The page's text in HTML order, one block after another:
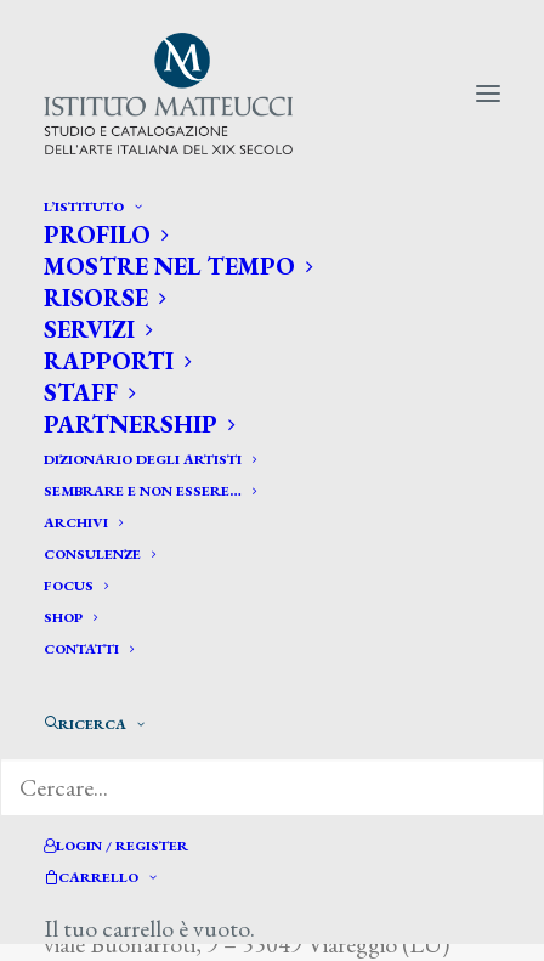
L’ISTITUTO
PROFILO
MOSTRE NEL TEMPO
RISORSE
SERVIZI
RAPPORTI
STAFF
PARTNERSHIP
DIZIONARIO DEGLI ARTISTI
SEMBRARE E NON ESSERE…
ARCHIVI
CONSULENZE
FOCUS
SHOP
CONTATTI
RICERCA
LOGIN / REGISTER
CARRELLO
Il tuo carrello è vuoto.
CERCA TRA GLI ARTISTI:
Search
for:
Aboaf G.
viale Buonarroti, 9 – 55049 Viareggio (LU)